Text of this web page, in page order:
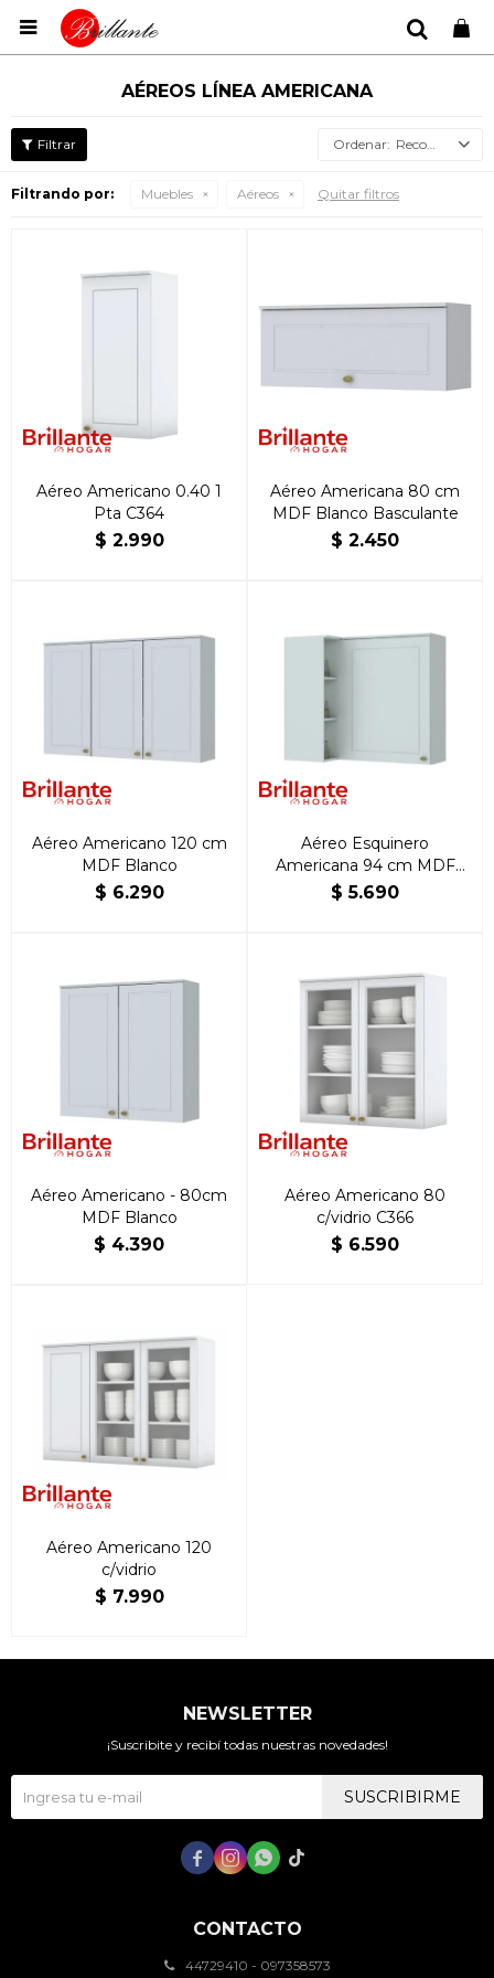

AÉREOS LÍNEA AMERICANA
Recomendados
Filtrando por: Muebles Aéreos Quitar filtros
Aéreo Americano 0.40 1
Pta C364
$ 2.990
Aéreo Americana 80 cm
MDF Blanco Basculante
$ 2.450
Aéreo Americano 120 cm
MDF Blanco
$ 6.290
Aéreo Esquinero
Americana 94 cm MDF
Blanco
$ 5.690
Aéreo Americano - 80cm
MDF Blanco
$ 4.390
Aéreo Americano 80
c/vidrio C366
$ 6.590
Aéreo Americano 120
c/vidrio
$ 7.990
CONTACTO
44729410 - 097358573
NEWSLETTER
¡Suscribite y recibí todas nuestras novedades!
SUSCRIBIRME
   